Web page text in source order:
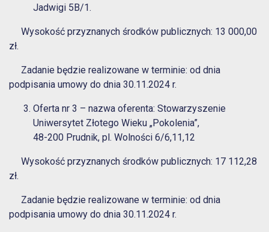
Jadwigi 5B/1.
Wysokość przyznanych środków publicznych: 13 000,00
zł.
Zadanie będzie realizowane w terminie: od dnia
podpisania umowy do dnia 30.11.2024 r.
Oferta nr 3 – nazwa oferenta: Stowarzyszenie
Uniwersytet Złotego Wieku „Pokolenia”,
48-200 Prudnik, pl. Wolności 6/6,11,12
Wysokość przyznanych środków publicznych: 17 112,28
zł.
Zadanie będzie realizowane w terminie: od dnia
podpisania umowy do dnia 30.11.2024 r.